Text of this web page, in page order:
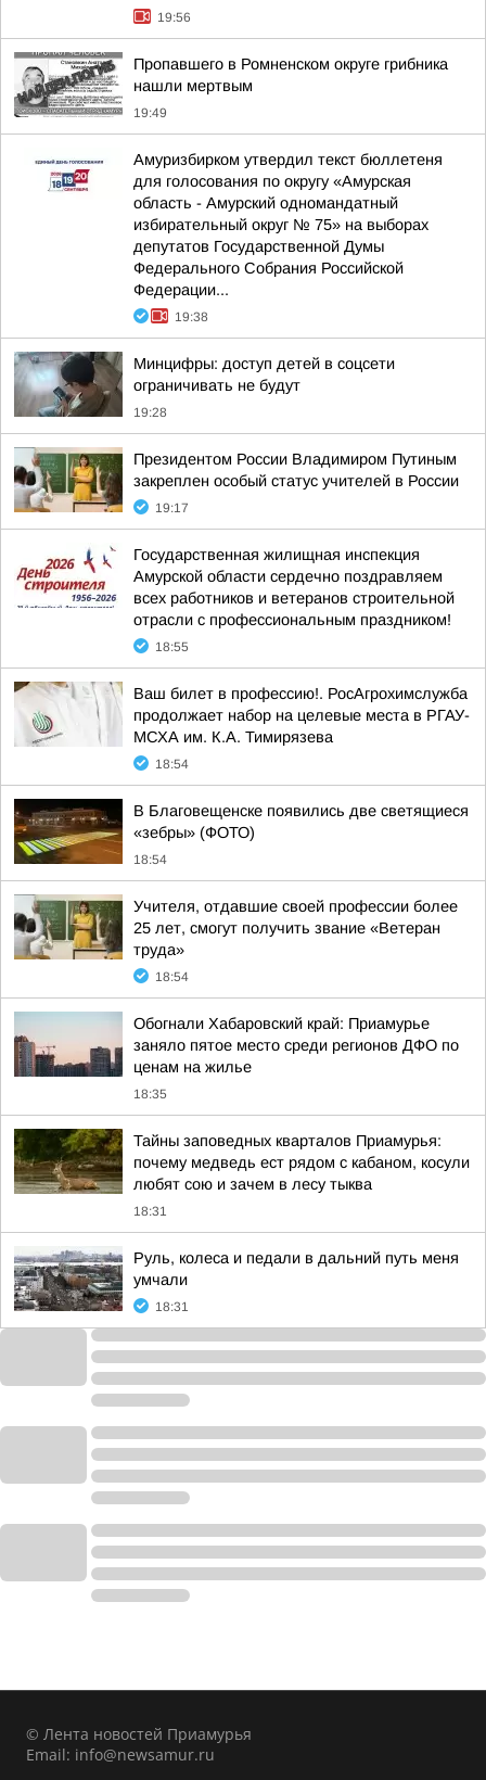
19:56
Пропавшего в Ромненском округе грибника
нашли мертвым
19:49
Амуризбирком утвердил текст бюллетеня
для голосования по округу «Амурская
область - Амурский одномандатный
избирательный округ № 75» на выборах
депутатов Государственной Думы
Федерального Собрания Российской
Федерации...
19:38
Минцифры: доступ детей в соцсети
ограничивать не будут
19:28
Президентом России Владимиром Путиным
закреплен особый статус учителей в России
19:17
Государственная жилищная инспекция
Амурской области сердечно поздравляем
всех работников и ветеранов строительной
отрасли с профессиональным праздником!
18:55
Ваш билет в профессию!. РосАгрохимслужба
продолжает набор на целевые места в РГАУ-
МСХА им. К.А. Тимирязева
18:54
В Благовещенске появились две светящиеся
«зебры» (ФОТО)
18:54
Учителя, отдавшие своей профессии более
25 лет, смогут получить звание «Ветеран
труда»
18:54
Обогнали Хабаровский край: Приамурье
заняло пятое место среди регионов ДФО по
ценам на жилье
18:35
Тайны заповедных кварталов Приамурья:
почему медведь ест рядом с кабаном, косули
любят сою и зачем в лесу тыква
18:31
Руль, колеса и педали в дальний путь меня
умчали
18:31
© Лента новостей Приамурья
Email: info@newsamur.ru